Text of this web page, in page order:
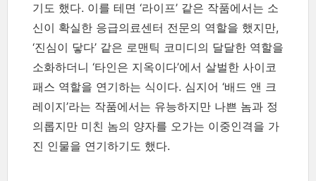
기도 했다. 이를 테면 ‘라이프’ 같은 작품에서는 소
신이 확실한 응급의료센터 전문의 역할을 했지만,
‘진심이 닿다’ 같은 로맨틱 코미디의 달달한 역할을
소화하더니 ‘타인은 지옥이다’에서 살벌한 사이코
패스 역할을 연기하는 식이다. 심지어 ‘배드 앤 크
레이지’라는 작품에서는 유능하지만 나쁜 놈과 정
의롭지만 미친 놈의 양자를 오가는 이중인격을 가
진 인물을 연기하기도 했다.